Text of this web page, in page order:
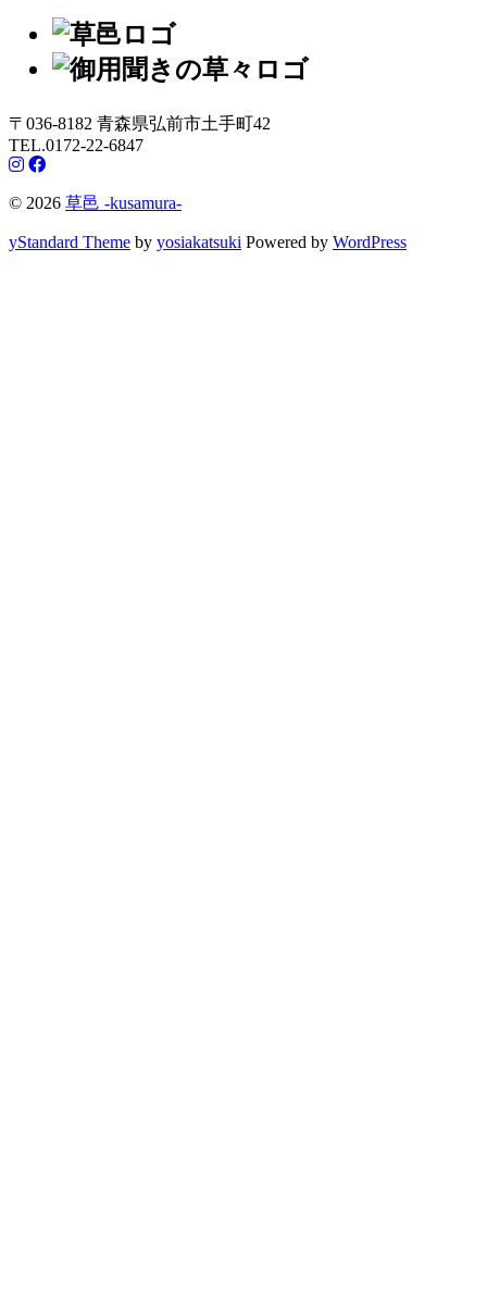
〒036-8182 青森県弘前市土手町42
TEL.0172-22-6847
© 2026 草邑 -kusamura-
yStandard Theme by yosiakatsuki Powered by WordPress